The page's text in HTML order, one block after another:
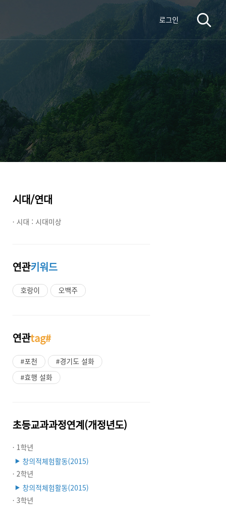
로그인
시대/연대
· 시대 : 시대미상
연관키워드
호랑이 오백주
연관tag#
#포천
#경기도 설화
#효행 설화
초등교과과정연계(개정년도)
· 1학년
▶ 창의적체험활동(2015)
· 2학년
▶ 창의적체험활동(2015)
· 3학년